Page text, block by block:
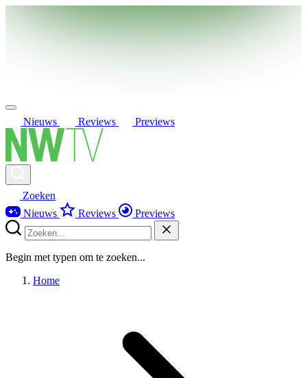
Nieuws Reviews Previews
Zoeken
Nieuws
Reviews Previews
Begin met typen om te zoeken...
Home